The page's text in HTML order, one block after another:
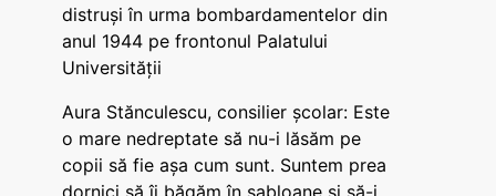
distruși în urma bombardamentelor din
anul 1944 pe frontonul Palatului
Universității
Aura Stănculescu, consilier școlar: Este
o mare nedreptate să nu-i lăsăm pe
copii să fie așa cum sunt. Suntem prea
dornici să îi băgăm în șabloane și să-i